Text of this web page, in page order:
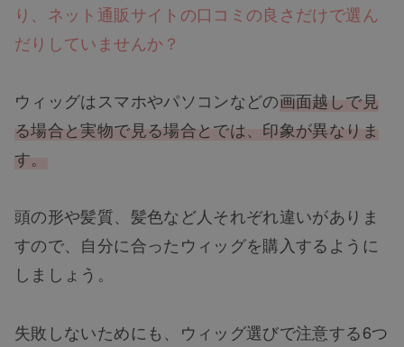
り、ネット通販サイトの口コミの良さだけで選ん
だりしていませんか？
ウィッグはスマホやパソコンなどの画面越しで見
る場合と実物で見る場合とでは、印象が異なりま
す。
頭の形や髪質、髪色など人それぞれ違いがありま
すので、自分に合ったウィッグを購入するように
しましょう。
失敗しないためにも、ウィッグ選びで注意する6つ